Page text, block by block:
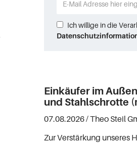
Ich willige in die
Einkäufer im
und Stahlschrotte
07.08.2026 /Theo Steil
Zur Verstärkung unseres